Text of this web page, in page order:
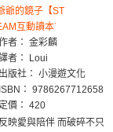
爺的鏡子【ST
互動讀本˙
者： 金彩麟
者： Loui
出版社： 小漫遊文化
ISBN： 9786267712658
定價： 420
映愛與陪伴 而破碎不只